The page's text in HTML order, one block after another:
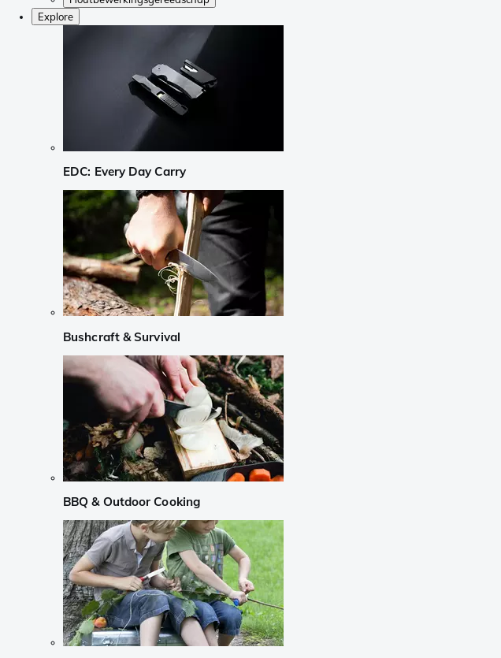
Explore
EDC: Every Day Carry
Bushcraft & Survival
BBQ & Outdoor Cooking